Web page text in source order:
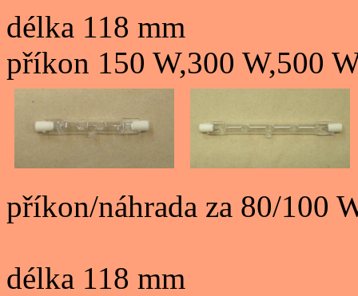
délka 118 mm
příkon 150 W,300 W,500
příkon/náhrada za 80/100
délka 118 mm